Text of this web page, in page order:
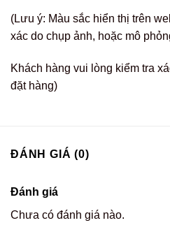
(Lưu ý: Màu sắc hiển thị trên
xác do chụp ảnh, hoặc mô
Khách hàng vui lòng kiểm tra
đặt hàng)
ĐÁNH GIÁ (0)
Đánh giá
Chưa có đánh giá nào.